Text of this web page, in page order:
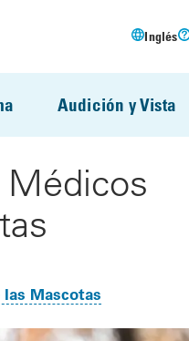
Inglés
Audición y Vista
las Mascotas